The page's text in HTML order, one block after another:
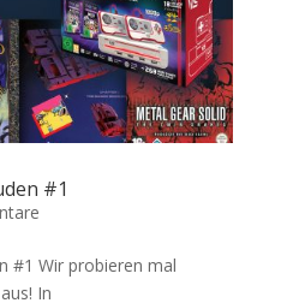
#1
#1 Wir probieren mal
In